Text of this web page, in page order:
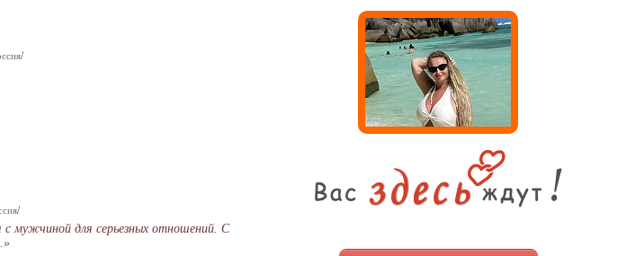
/
/
с мужчиной для серьезных отношений. С